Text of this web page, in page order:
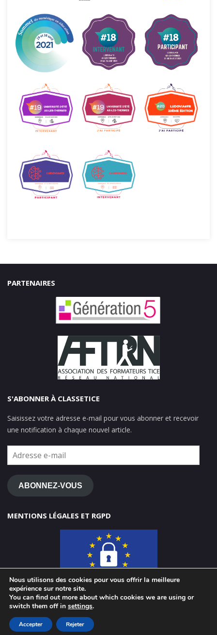
PARTENAIRES
S'ABONNER À CLASSETICE
Saisissez votre adresse e-mail pour vous abonner et recevoir
une notification à chaque nouvel article.
Adresse
e-
mail
ABONNEZ-VOUS
MENTIONS LÉGALES ET RGPD
© 2026 ClasseTICE 1d
Powered by WordPress
Nous utilisons des cookies pour vous offrir la meilleure
expérience sur notre site.
You can find out more about which cookies we are using or
switch them off in settings.
Accepter Rejeter